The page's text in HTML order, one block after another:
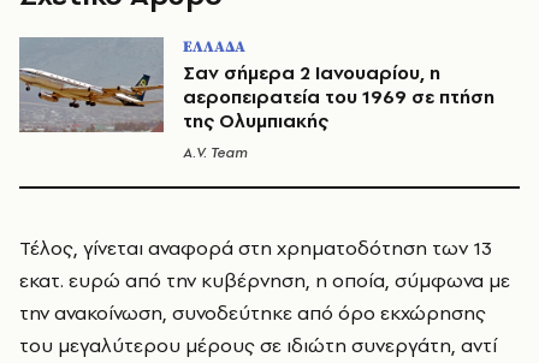
ΕΛΛΑΔΑ
Σαν σήμερα 2 Ιανουαρίου, η
αεροπειρατεία του 1969 σε πτήση
της Ολυμπιακής
A.V. Team
Τέλος, γίνεται αναφορά στη χρηματοδότηση των 13
εκατ. ευρώ από την κυβέρνηση, η οποία, σύμφωνα με
την ανακοίνωση, συνοδεύτηκε από όρο εκχώρησης
του μεγαλύτερου μέρους σε ιδιώτη συνεργάτη, αντί